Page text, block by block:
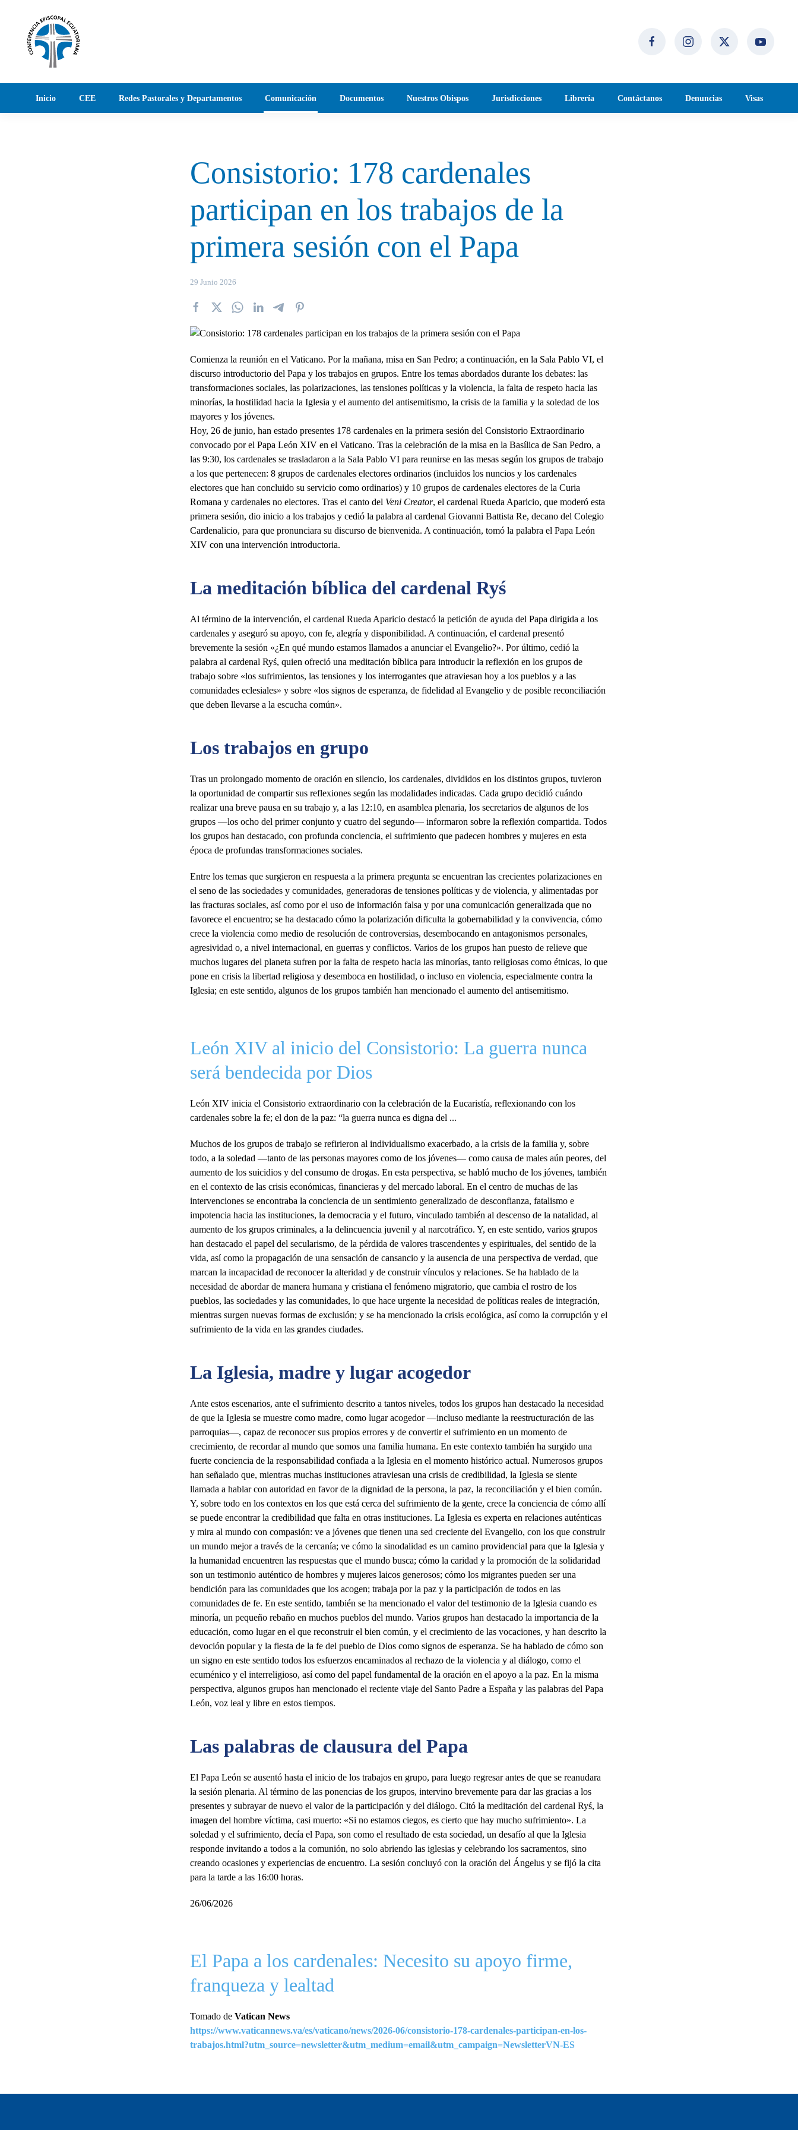
Skip to main content
Inicio CEE Redes Pastorales y Departamentos Comunicación Documentos Nuestros Obispos Jurisdicciones Librería Contáctanos Denuncias Visas
Consistorio: 178 cardenales
participan en los trabajos de la
primera sesión con el Papa
29 Junio 2026
Comienza la reunión en el Vaticano. Por la mañana, misa en San Pedro; a continuación, en la Sala Pablo VI, el
discurso introductorio del Papa y los trabajos en grupos. Entre los temas abordados durante los debates: las
transformaciones sociales, las polarizaciones, las tensiones políticas y la violencia, la falta de respeto hacia las
minorías, la hostilidad hacia la Iglesia y el aumento del antisemitismo, la crisis de la familia y la soledad de los
mayores y los jóvenes.
Hoy, 26 de junio, han estado presentes 178 cardenales en la primera sesión del Consistorio Extraordinario
convocado por el Papa León XIV en el Vaticano. Tras la celebración de la misa en la Basílica de San Pedro, a
las 9:30, los cardenales se trasladaron a la Sala Pablo VI para reunirse en las mesas según los grupos de trabajo
a los que pertenecen: 8 grupos de cardenales electores ordinarios (incluidos los nuncios y los cardenales
electores que han concluido su servicio como ordinarios) y 10 grupos de cardenales electores de la Curia
Romana y cardenales no electores. Tras el canto del Veni Creator, el cardenal Rueda Aparicio, que moderó esta
primera sesión, dio inicio a los trabajos y cedió la palabra al cardenal Giovanni Battista Re, decano del Colegio
Cardenalicio, para que pronunciara su discurso de bienvenida. A continuación, tomó la palabra el Papa León
XIV con una intervención introductoria.
La meditación bíblica del cardenal Ryś
Al término de la intervención, el cardenal Rueda Aparicio destacó la petición de ayuda del Papa dirigida a los
cardenales y aseguró su apoyo, con fe, alegría y disponibilidad. A continuación, el cardenal presentó
brevemente la sesión «¿En qué mundo estamos llamados a anunciar el Evangelio?». Por último, cedió la
palabra al cardenal Ryś, quien ofreció una meditación bíblica para introducir la reflexión en los grupos de
trabajo sobre «los sufrimientos, las tensiones y los interrogantes que atraviesan hoy a los pueblos y a las
comunidades eclesiales» y sobre «los signos de esperanza, de fidelidad al Evangelio y de posible reconciliación
que deben llevarse a la escucha común».
Los trabajos en grupo
Tras un prolongado momento de oración en silencio, los cardenales, divididos en los distintos grupos, tuvieron
la oportunidad de compartir sus reflexiones según las modalidades indicadas. Cada grupo decidió cuándo
realizar una breve pausa en su trabajo y, a las 12:10, en asamblea plenaria, los secretarios de algunos de los
grupos —los ocho del primer conjunto y cuatro del segundo— informaron sobre la reflexión compartida. Todos
los grupos han destacado, con profunda conciencia, el sufrimiento que padecen hombres y mujeres en esta
época de profundas transformaciones sociales.
Entre los temas que surgieron en respuesta a la primera pregunta se encuentran las crecientes polarizaciones en
el seno de las sociedades y comunidades, generadoras de tensiones políticas y de violencia, y alimentadas por
las fracturas sociales, así como por el uso de información falsa y por una comunicación generalizada que no
favorece el encuentro; se ha destacado cómo la polarización dificulta la gobernabilidad y la convivencia, cómo
crece la violencia como medio de resolución de controversias, desembocando en antagonismos personales,
agresividad o, a nivel internacional, en guerras y conflictos. Varios de los grupos han puesto de relieve que
muchos lugares del planeta sufren por la falta de respeto hacia las minorías, tanto religiosas como étnicas, lo que
pone en crisis la libertad religiosa y desemboca en hostilidad, o incluso en violencia, especialmente contra la
Iglesia; en este sentido, algunos de los grupos también han mencionado el aumento del antisemitismo.
León XIV al inicio del Consistorio: La guerra nunca
será bendecida por Dios
León XIV inicia el Consistorio extraordinario con la celebración de la Eucaristía, reflexionando con los
cardenales sobre la fe; el don de la paz: “la guerra nunca es digna del ...
Muchos de los grupos de trabajo se refirieron al individualismo exacerbado, a la crisis de la familia y, sobre
todo, a la soledad —tanto de las personas mayores como de los jóvenes— como causa de males aún peores, del
aumento de los suicidios y del consumo de drogas. En esta perspectiva, se habló mucho de los jóvenes, también
en el contexto de las crisis económicas, financieras y del mercado laboral. En el centro de muchas de las
intervenciones se encontraba la conciencia de un sentimiento generalizado de desconfianza, fatalismo e
impotencia hacia las instituciones, la democracia y el futuro, vinculado también al descenso de la natalidad, al
aumento de los grupos criminales, a la delincuencia juvenil y al narcotráfico. Y, en este sentido, varios grupos
han destacado el papel del secularismo, de la pérdida de valores trascendentes y espirituales, del sentido de la
vida, así como la propagación de una sensación de cansancio y la ausencia de una perspectiva de verdad, que
marcan la incapacidad de reconocer la alteridad y de construir vínculos y relaciones. Se ha hablado de la
necesidad de abordar de manera humana y cristiana el fenómeno migratorio, que cambia el rostro de los
pueblos, las sociedades y las comunidades, lo que hace urgente la necesidad de políticas reales de integración,
mientras surgen nuevas formas de exclusión; y se ha mencionado la crisis ecológica, así como la corrupción y el
sufrimiento de la vida en las grandes ciudades.
La Iglesia, madre y lugar acogedor
Ante estos escenarios, ante el sufrimiento descrito a tantos niveles, todos los grupos han destacado la necesidad
de que la Iglesia se muestre como madre, como lugar acogedor —incluso mediante la reestructuración de las
parroquias—, capaz de reconocer sus propios errores y de convertir el sufrimiento en un momento de
crecimiento, de recordar al mundo que somos una familia humana. En este contexto también ha surgido una
fuerte conciencia de la responsabilidad confiada a la Iglesia en el momento histórico actual. Numerosos grupos
han señalado que, mientras muchas instituciones atraviesan una crisis de credibilidad, la Iglesia se siente
llamada a hablar con autoridad en favor de la dignidad de la persona, la paz, la reconciliación y el bien común.
Y, sobre todo en los contextos en los que está cerca del sufrimiento de la gente, crece la conciencia de cómo allí
se puede encontrar la credibilidad que falta en otras instituciones. La Iglesia es experta en relaciones auténticas
y mira al mundo con compasión: ve a jóvenes que tienen una sed creciente del Evangelio, con los que construir
un mundo mejor a través de la cercanía; ve cómo la sinodalidad es un camino providencial para que la Iglesia y
la humanidad encuentren las respuestas que el mundo busca; cómo la caridad y la promoción de la solidaridad
son un testimonio auténtico de hombres y mujeres laicos generosos; cómo los migrantes pueden ser una
bendición para las comunidades que los acogen; trabaja por la paz y la participación de todos en las
comunidades de fe. En este sentido, también se ha mencionado el valor del testimonio de la Iglesia cuando es
minoría, un pequeño rebaño en muchos pueblos del mundo. Varios grupos han destacado la importancia de la
educación, como lugar en el que reconstruir el bien común, y el crecimiento de las vocaciones, y han descrito la
devoción popular y la fiesta de la fe del pueblo de Dios como signos de esperanza. Se ha hablado de cómo son
un signo en este sentido todos los esfuerzos encaminados al rechazo de la violencia y al diálogo, como el
ecuménico y el interreligioso, así como del papel fundamental de la oración en el apoyo a la paz. En la misma
perspectiva, algunos grupos han mencionado el reciente viaje del Santo Padre a España y las palabras del Papa
León, voz leal y libre en estos tiempos.
Las palabras de clausura del Papa
El Papa León se ausentó hasta el inicio de los trabajos en grupo, para luego regresar antes de que se reanudara
la sesión plenaria. Al término de las ponencias de los grupos, intervino brevemente para dar las gracias a los
presentes y subrayar de nuevo el valor de la participación y del diálogo. Citó la meditación del cardenal Ryś, la
imagen del hombre víctima, casi muerto: «Si no estamos ciegos, es cierto que hay mucho sufrimiento». La
soledad y el sufrimiento, decía el Papa, son como el resultado de esta sociedad, un desafío al que la Iglesia
responde invitando a todos a la comunión, no solo abriendo las iglesias y celebrando los sacramentos, sino
creando ocasiones y experiencias de encuentro. La sesión concluyó con la oración del Ángelus y se fijó la cita
para la tarde a las 16:00 horas.
26/06/2026
El Papa a los cardenales: Necesito su apoyo firme,
franqueza y lealtad
Tomado de Vatican News
https://www.vaticannews.va/es/vaticano/news/2026-06/consistorio-178-cardenales-participan-en-los-
trabajos.html?utm_source=newsletter&utm_medium=email&utm_campaign=NewsletterVN-ES